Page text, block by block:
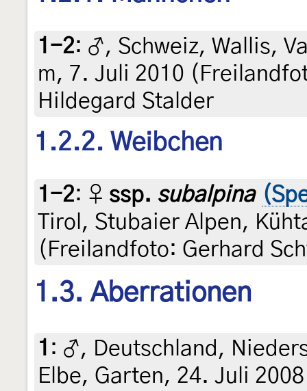
1-2: ♂, Schweiz, Wallis,
m, 7. Juli 2010
Hildegard Stalder
1.2.2. Weibchen
1-2: ♀ ssp. subalpina
Tirol, Stubaier Alpen,
(Freilandfoto: Gerhard
1.3. Aberrationen
1 : ♂, Deutschland,
Elbe, Garten, 24. Juli